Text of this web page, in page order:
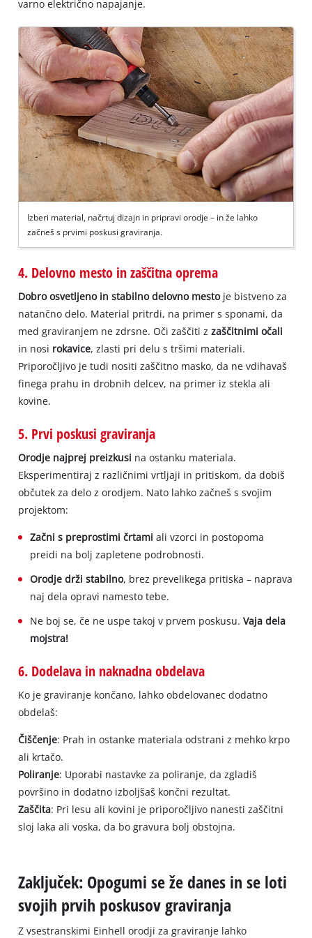
varno električno napajanje.
Izberi material, načrtuj dizajn in pripravi orodje – in že lahko
začneš s prvimi poskusi graviranja.
4. Delovno mesto in zaščitna oprema
Dobro osvetljeno in stabilno delovno mesto je bistveno za
natančno delo. Material pritrdi, na primer s sponami, da
med graviranjem ne zdrsne. Oči zaščiti zzaščitnimi očali
in nosi rokavice, zlasti pri delu s tršimi materiali.
Priporočljivo je tudi nositi zaščitno masko, da ne vdihavaš
finega prahu in drobnih delcev, na primer iz stekla ali
kovine.
5. Prvi poskusi graviranja
Orodje najprej preizkusi na ostanku materiala.
Eksperimentiraj z različnimi vrtljaji in pritiskom, da dobiš
občutek za delo z orodjem. Nato lahko začneš s svojim
projektom:
Začni s preprostimi črtamiali vzorci in postopoma
preidi na bolj zapletene podrobnosti.
Orodje drži stabilno, brez prevelikega pritiska – naprava
naj dela opravi namesto tebe.
Ne boj se, če ne uspe takoj v prvem poskusu.Vaja dela
mojstra!
6. Dodelava in naknadna obdelava
Ko je graviranje končano, lahko obdelovanec dodatno
obdelaš:
Čiščenje: Prah in ostanke materiala odstrani z mehko krpo
ali krtačo.
Poliranje: Uporabi nastavke za poliranje, da zgladiš
površino in dodatno izboljšaš končni rezultat.
Zaščita: Pri lesu ali kovini je priporočljivo nanesti zaščitni
sloj laka ali voska, da bo gravura bolj obstojna.
Zaključek: Opogumi se že danes in se loti
svojih prvih poskusov graviranja
Z vsestranskimi Einhell orodji za graviranje lahko